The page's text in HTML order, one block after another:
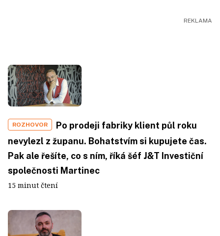
ROZHOVOR
Po prodeji fabriky klient půl roku
nevylezl z županu. Bohatstvím si kupujete čas.
Pak ale řešíte, co s ním, říká šéf J&T Investiční
společnosti Martinec
15 minut čtení